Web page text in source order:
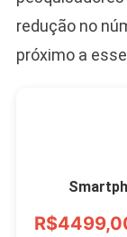
redução no
próximo a